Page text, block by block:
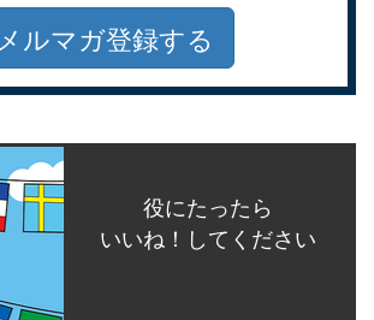
メルマガ登録する
役にたったら
いいね！してください